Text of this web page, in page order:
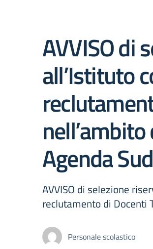
AVVISO di
all’Istituto
Agenda
AVVISO di selezione
reclutamento di Docenti
Personale scolastico